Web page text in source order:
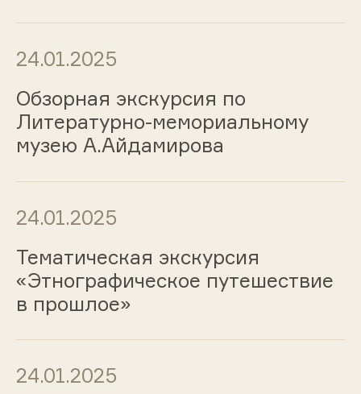
24.01.2025
Обзорная экскурсия по
Литературно-мемориальному
музею А.Айдамирова
24.01.2025
Тематическая экскурсия
«Этнографическое путешествие
в прошлое»
24.01.2025